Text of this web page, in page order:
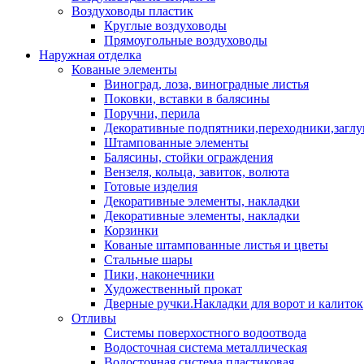
Воздуховоды пластик
Круглые воздуховоды
Прямоугольные воздуховоды
Наружная отделка
Кованые элементы
Виноград, лоза, виноградные листья
Поковки, вставки в балясины
Поручни, перила
Декоративные
Штампованные элементы
Балясины, стойки ограждения
Вензеля, кольца, завиток, волюта
Готовые изделия
Декоративные элементы, накладки
Декоративные элементы, накладки
Корзинки
Кованые штампованные листья и цветы
Стальные шары
Пики, наконечники
Художественный прокат
Дверные ручки.Накладки для ворот и калиток
Отливы
Системы поверхостного водоотвода
Водосточная система металлическая